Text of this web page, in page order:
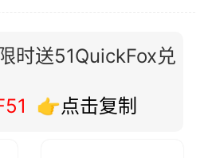
时送51QuickFox兑
👉点击复制